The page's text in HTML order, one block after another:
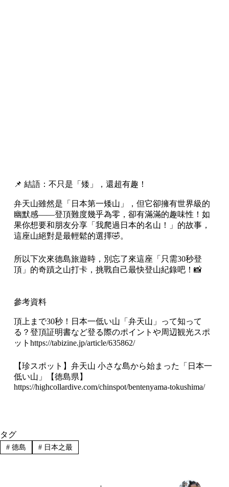
📌 結語：不只是「矮」，還超有趣！
弁天山雖然是「日本第一矮山」，但它卻擁有世界級的
幽默感——登頂難度幾乎為零，卻有滿滿的趣味性！如
果你想要和朋友分享「我爬過日本的名山！」的故事，
這座山絕對是最輕鬆的選擇🤣。
所以下次來德島旅遊時，別忘了來這座「只需30秒登
頂」的奇蹟之山打卡，挑戰自己最快登山紀錄吧！📸
參考資料
頂上まで30秒！日本一低い山「弁天山」って知って
る？登頂証明書など登る際のポイントや周辺観光スポ
ット https://tabizine.jp/article/635862/
【珍スポット】弁天山 小さな島から始まった「日本一
低い山」【徳島県】
https://highcollardive.com/chinspot/bentenyama-tokushima/
タグ
#德島 #日本之最